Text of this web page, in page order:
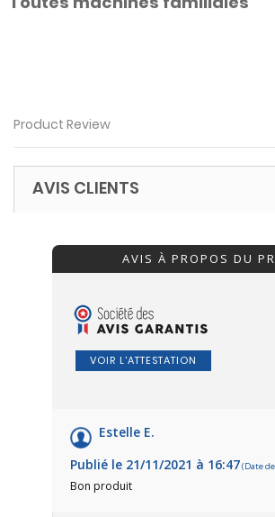
Product Review
AVIS CLIENTS
AVIS À PROPOS DU
VOIR L'ATTESTATION
Estelle E.
Publié le 21/11/2021 à 16:47(Date
Bon produit